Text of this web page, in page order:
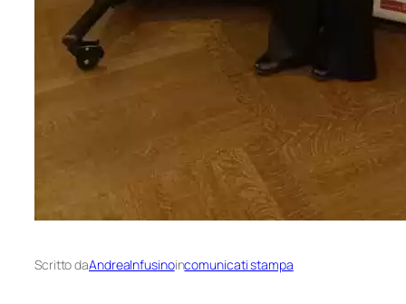
Scritto daAndreaInfusinoincomunicati stampa